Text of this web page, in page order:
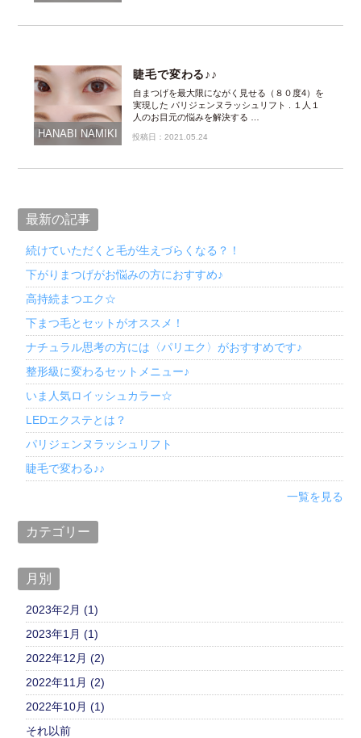
HANABI NAMIKI
睫毛で変わる♪♪
自まつげを最大限にながく見せる（８０度4）を
実現した パリジェンヌラッシュリフト . １人１
人のお目元の悩みを解決する …
投稿日：2021.05.24
最新の記事
続けていただくと毛が生えづらくなる？！
下がりまつげがお悩みの方におすすめ♪
高持続まつエク☆
下まつ毛とセットがオススメ！
ナチュラル思考の方には〈パリエク〉がおすすめです♪
整形級に変わるセットメニュー♪
いま人気ロイッシュカラー☆
LEDエクステとは？
パリジェンヌラッシュリフト
睫毛で変わる♪♪
一覧を見る
カテゴリー
月別
2023年2月 (1)
2023年1月 (1)
2022年12月 (2)
2022年11月 (2)
2022年10月 (1)
それ以前